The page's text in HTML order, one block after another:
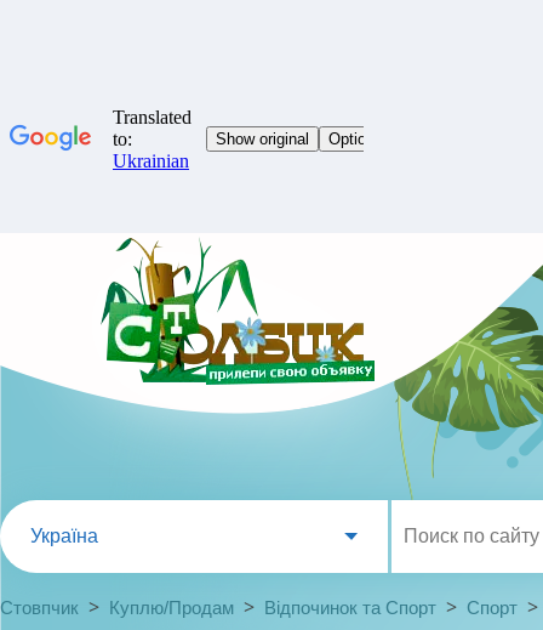
Україна
Стовпчик > Куплю/Продам > Відпочинок та Спорт > Спорт